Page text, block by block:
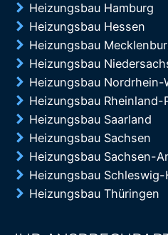
Heizungsbau Hamburg
Heizungsbau Hessen
Heizungsbau
Heizungsbau
Heizungsbau Nordrhein-
Heizungsbau Rheinland-
Heizungsbau Saarland
Heizungsbau Sachsen
Heizungsbau Sachsen-
Heizungsbau
Heizungsbau Thüringen